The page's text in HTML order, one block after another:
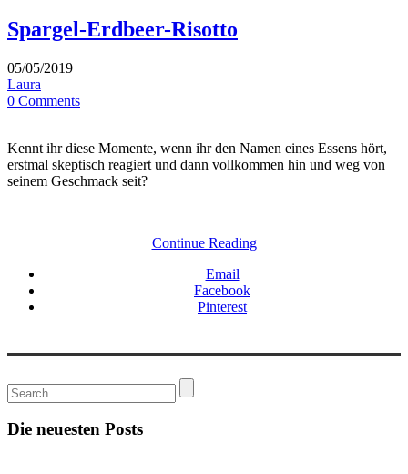
Spargel-Erdbeer-Risotto
05/05/2019
Laura
0 Comments
Kennt ihr diese Momente, wenn ihr den Namen eines Essens hört,
erstmal skeptisch reagiert und dann vollkommen hin und weg von
seinem Geschmack seit?
Continue Reading
Email
Facebook
Pinterest
Die neuesten Posts